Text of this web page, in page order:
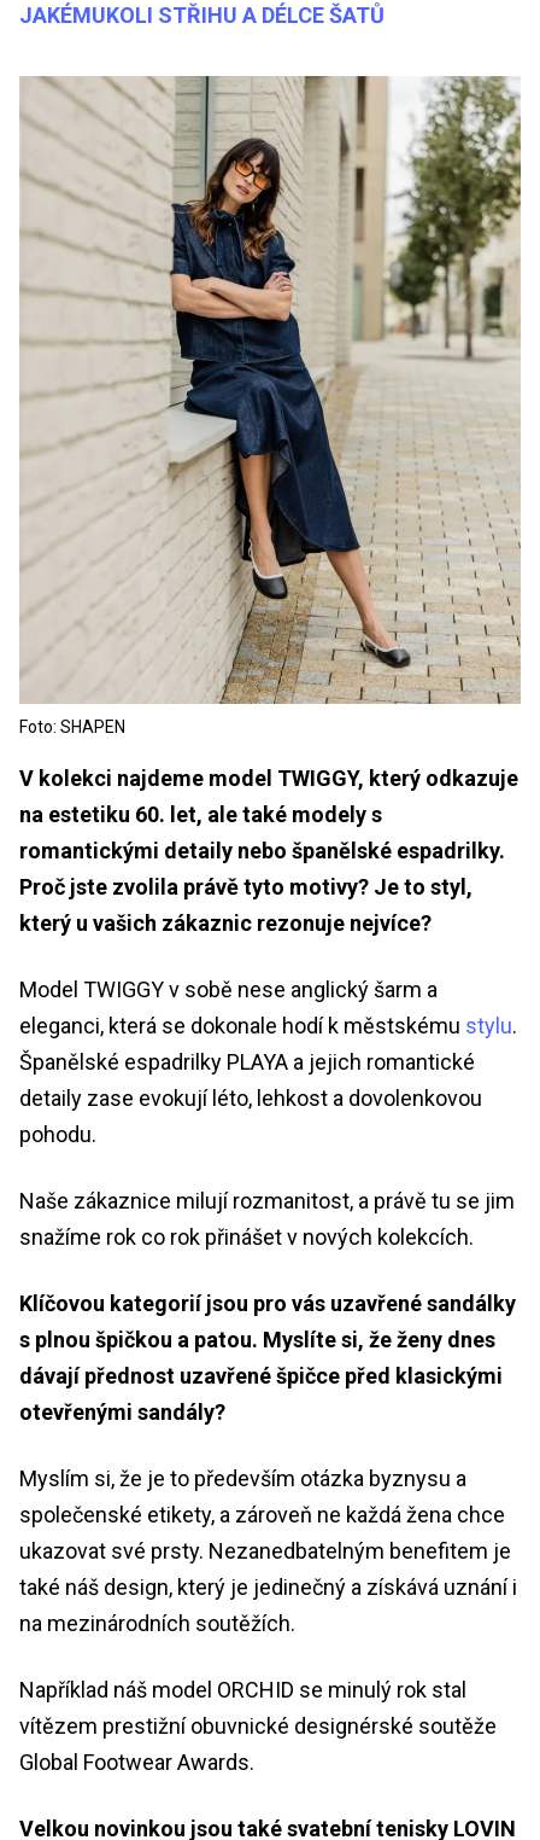
JAKÉMUKOLI STŘIHU A DÉLCE ŠATŮ
Foto: SHAPEN
V kolekci najdeme model TWIGGY, který odkazuje
na estetiku 60. let, ale také modely s
romantickými detaily nebo španělské espadrilky.
Proč jste zvolila právě tyto motivy? Je to styl,
který u vašich zákaznic rezonuje nejvíce?
Model TWIGGY v sobě nese anglický šarm a
eleganci, která se dokonale hodí k městskému stylu.
Španělské espadrilky PLAYA a jejich romantické
detaily zase evokují léto, lehkost a dovolenkovou
pohodu.
Naše zákaznice milují rozmanitost, a právě tu se jim
snažíme rok co rok přinášet v nových kolekcích.
Klíčovou kategorií jsou pro vás uzavřené sandálky
s plnou špičkou a patou. Myslíte si, že ženy dnes
dávají přednost uzavřené špičce před klasickými
otevřenými sandály?
Myslím si, že je to především otázka byznysu a
společenské etikety, a zároveň ne každá žena chce
ukazovat své prsty. Nezanedbatelným benefitem je
také náš design, který je jedinečný a získává uznání i
na mezinárodních soutěžích.
Například náš model ORCHID se minulý rok stal
vítězem prestižní obuvnické designérské soutěže
Global Footwear Awards.
Velkou novinkou jsou také svatební tenisky LOVIN